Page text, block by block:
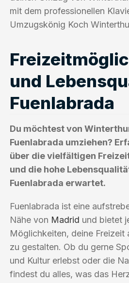
mit dem professionellen
Umzugskönig Koch
und
Fuenlabrada
Du möchtest von
Fuenlabrada umziehen?
über die vielfältigen
und die hohe
Fuenlabrada erwartet.
Fuenlabrada ist eine
Nähe von Madrid und bietet
Möglichkeiten, deine Freizeit
zu gestalten. Ob du gerne
und Kultur erlebst oder die
findest du alles, was das